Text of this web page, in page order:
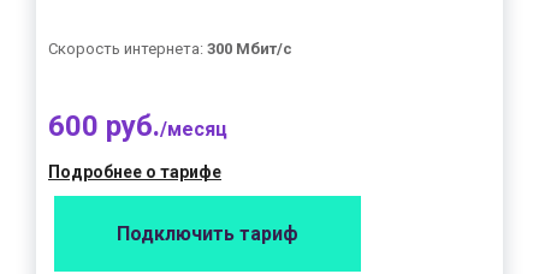
Скорость интернета: 300 Мбит/с
600 руб./месяц
Подробнее о тарифе
Подключить тариф